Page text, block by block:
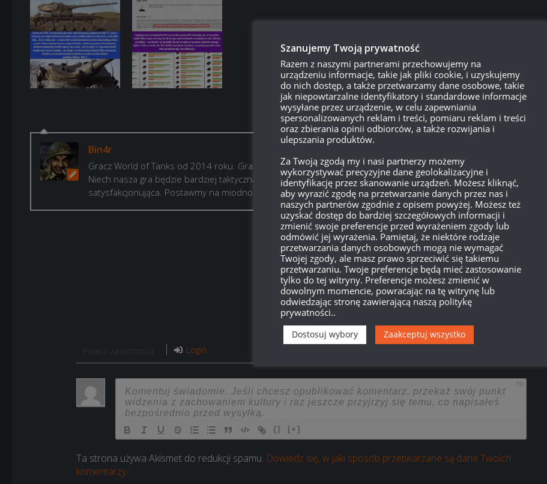
Bin4r
Gracz World of Tanks od 2014 roku. Gram, bo jestem pasjonatem i wiem, że większość graczy w WoT to pasjonaci.
Niech nasza gra będzie bardziej taktyczna i przemyślana. Trudniejsza, ale mniej irytująca – a przez to bardziej
satysfakcjonująca. Postawmy na miodność!
Login
750
{} [+]
Ta strona używa Akismet do redukcji spamu. Dowiedz się, w jaki sposób przetwarzane są dane Twoich
komentarzy.
Szanujemy Twoją prywatność
Razem z naszymi partnerami przechowujemy na
urządzeniu informacje, takie jak pliki cookie, i uzyskujemy
do nich dostęp, a także przetwarzamy dane osobowe, takie
jak niepowtarzalne identyfikatory i standardowe informacje
wysyłane przez urządzenie, w celu zapewniania
spersonalizowanych reklam i treści, pomiaru reklam i treści
oraz zbierania opinii odbiorców, a także rozwijania i
ulepszania produktów.
Za Twoją zgodą my i nasi partnerzy możemy
wykorzystywać precyzyjne dane geolokalizacyjne i
identyfikację przez skanowanie urządzeń. Możesz kliknąć,
aby wyrazić zgodę na przetwarzanie danych przez nas i
naszych partnerów zgodnie z opisem powyżej. Możesz też
uzyskać dostęp do bardziej szczegółowych informacji i
zmienić swoje preferencje przed wyrażeniem zgody lub
odmówić jej wyrażenia. Pamiętaj, że niektóre rodzaje
przetwarzania danych osobowych mogą nie wymagać
Twojej zgody, ale masz prawo sprzeciwić się takiemu
przetwarzaniu. Twoje preferencje będą mieć zastosowanie
tylko do tej witryny. Preferencje możesz zmienić w
dowolnym momencie, powracając na tę witrynę lub
odwiedzając stronę zawierającą naszą politykę
prywatności..
Dostosuj wybory Zaakceptuj wszystko